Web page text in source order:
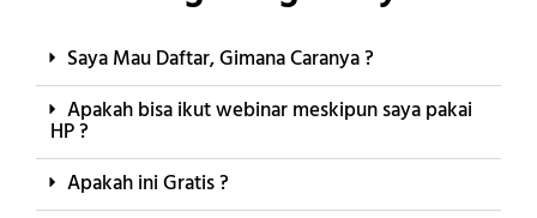
Saya Mau Daftar, Gimana Caranya ?
Apakah bisa ikut webinar meskipun saya pakai
HP ?
Apakah ini Gratis ?